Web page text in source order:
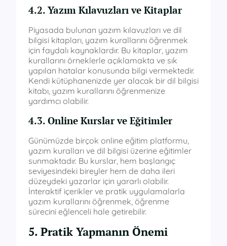
4.2. Yazım Kılavuzları ve Kitaplar
Piyasada bulunan yazım kılavuzları ve dil
bilgisi kitapları, yazım kurallarını öğrenmek
için faydalı kaynaklardır. Bu kitaplar, yazım
kurallarını örneklerle açıklamakta ve sık
yapılan hatalar konusunda bilgi vermektedir.
Kendi kütüphanenizde yer alacak bir dil bilgisi
kitabı, yazım kurallarını öğrenmenize
yardımcı olabilir.
4.3. Online Kurslar ve Eğitimler
Günümüzde birçok online eğitim platformu,
yazım kuralları ve dil bilgisi üzerine eğitimler
sunmaktadır. Bu kurslar, hem başlangıç
seviyesindeki bireyler hem de daha ileri
düzeydeki yazarlar için yararlı olabilir.
İnteraktif içerikler ve pratik uygulamalarla
yazım kurallarını öğrenmek, öğrenme
sürecini eğlenceli hale getirebilir.
5. Pratik Yapmanın Önemi